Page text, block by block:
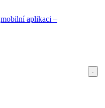
mobilní aplikaci –